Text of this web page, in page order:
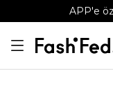
APP'e